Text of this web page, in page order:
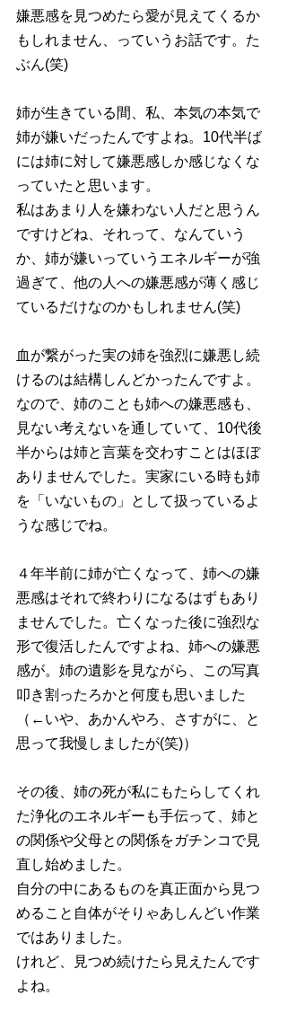
嫌悪感を見つめたら愛が見えてくるか
もしれません、っていうお話です。た
ぶん(笑)
姉が生きている間、私、本気の本気で
姉が嫌いだったんですよね。10代半ば
には姉に対して嫌悪感しか感じなくな
っていたと思います。
私はあまり人を嫌わない人だと思うん
ですけどね、それって、なんていう
か、姉が嫌いっていうエネルギーが強
過ぎて、他の人への嫌悪感が薄く感じ
ているだけなのかもしれません(笑)
血が繋がった実の姉を強烈に嫌悪し続
けるのは結構しんどかったんですよ。
なので、姉のことも姉への嫌悪感も、
見ない考えないを通していて、10代後
半からは姉と言葉を交わすことはほぼ
ありませんでした。実家にいる時も姉
を「いないもの」として扱っているよ
うな感じでね。
４年半前に姉が亡くなって、姉への嫌
悪感はそれで終わりになるはずもあり
ませんでした。亡くなった後に強烈な
形で復活したんですよね、姉への嫌悪
感が。姉の遺影を見ながら、この写真
叩き割ったろかと何度も思いました
（←いや、あかんやろ、さすがに、と
思って我慢しましたが(笑)）
その後、姉の死が私にもたらしてくれ
た浄化のエネルギーも手伝って、姉と
の関係や父母との関係をガチンコで見
直し始めました。
自分の中にあるものを真正面から見つ
めること自体がそりゃあしんどい作業
ではありました。
けれど、見つめ続けたら見えたんです
よね。